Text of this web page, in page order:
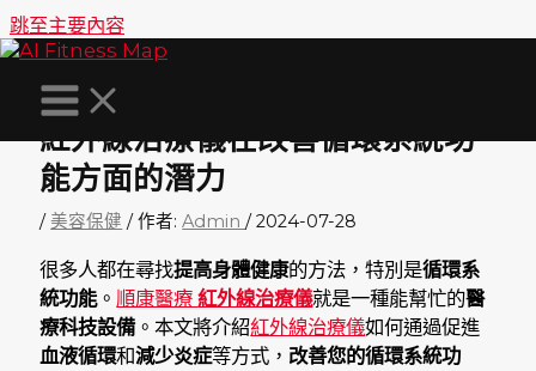
跳至主要內容
紅外線治療儀在改善循環系統功
能方面的潛力
/ 美容保健 / 作者:Admin/2024-07-28
很多人都在尋找提高身體健康的方法，特別是循環系
統功能。 順康醫療紅外線治療儀就是一種能幫忙的醫
療科技設備。本文將介紹紅外線治療儀如何通過促進
血液循環和減少炎症等方式， 改善您的循環系統功